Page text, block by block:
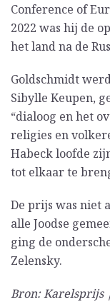
Conference of
2022 was hij de
het land na de
Goldschmidt
Sibylle Keupen,
“dialoog en het
religies en
Habeck loofde
tot elkaar te
De prijs was niet
alle Joodse
ging de
Zelensky.
Bron: Karelsprijs